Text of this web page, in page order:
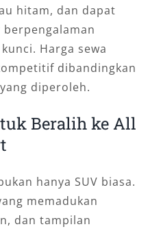
hitam, dan dapat
Harga sewa
dibandingkan
diperoleh.
Beralih ke All
hanya SUV biasa.
memadukan
dan tampilan